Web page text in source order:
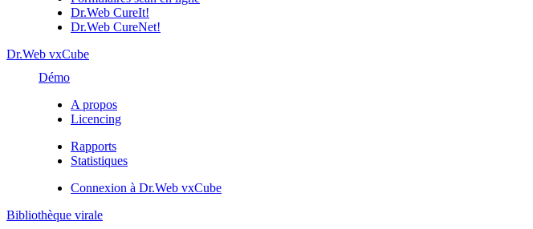
Dr.Web CureIt!
Dr.Web CureNet!
Dr.Web vxCube
Démo
A propos
Licencing
Rapports
Statistiques
Connexion à Dr.Web vxCube
Bibliothèque virale